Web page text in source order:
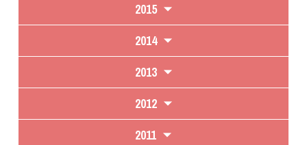
2015
2014
2013
2012
2011